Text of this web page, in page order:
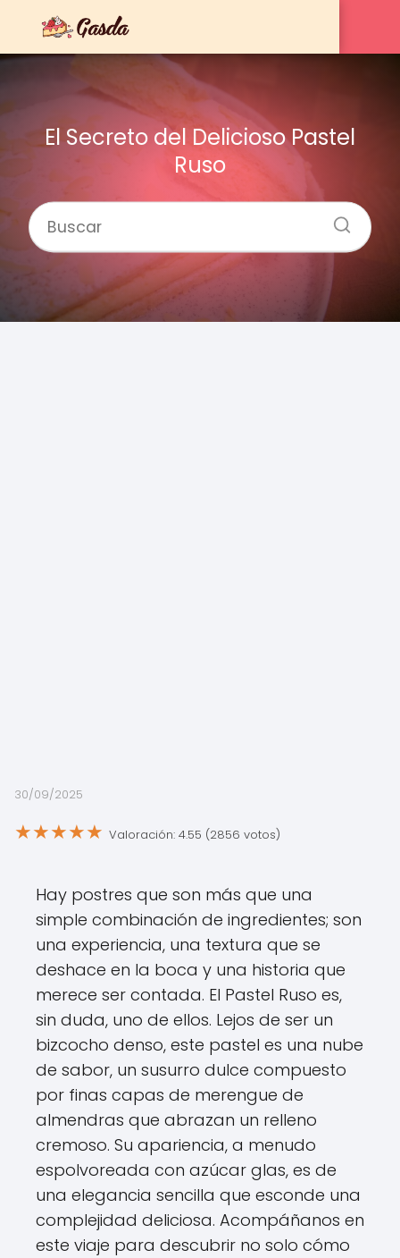
El Secreto del Delicioso Pastel
Ruso
30/09/2025
★★★★★ Valoración: 4.55 (2856 votos)
Hay postres que son más que una
simple combinación de ingredientes; son
una experiencia, una textura que se
deshace en la boca y una historia que
merece ser contada. El Pastel Ruso es,
sin duda, uno de ellos. Lejos de ser un
bizcocho denso, este pastel es una nube
de sabor, un susurro dulce compuesto
por finas capas de merengue de
almendras que abrazan un relleno
cremoso. Su apariencia, a menudo
espolvoreada con azúcar glas, es de
una elegancia sencilla que esconde una
complejidad deliciosa. Acompáñanos en
este viaje para descubrir no solo cómo